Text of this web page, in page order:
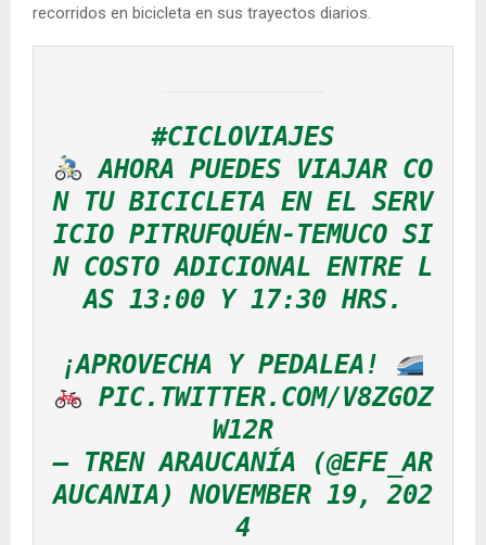
recorridos en bicicleta en sus trayectos diarios.
#CICLOVIAJES
AHORA PUEDES VIAJAR CO
N TU BICICLETA EN EL SERV
ICIO PITRUFQUÉN-TEMUCO SI
N COSTO ADICIONAL ENTRE L
AS 13:00 Y 17:30 HRS.
¡APROVECHA Y PEDALEA!
PIC.TWITTER.COM/V8ZGOZ
W12R
— TREN ARAUCANÍA (@EFE_AR
AUCANIA) NOVEMBER 19, 202
4